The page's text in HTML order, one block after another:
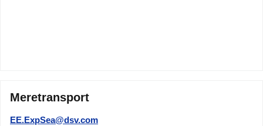
Meretransport
EE.ExpSea@dsv.com